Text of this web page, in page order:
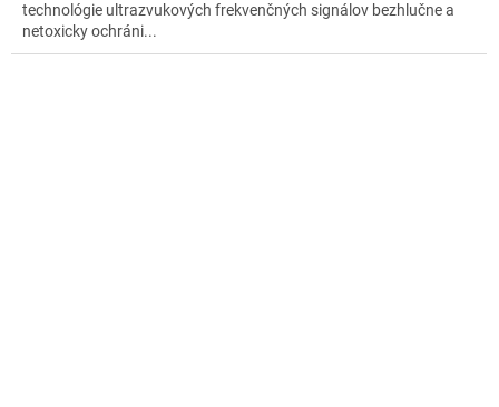
technológie ultrazvukových frekvenčných signálov bezhlučne a
netoxicky ochráni...